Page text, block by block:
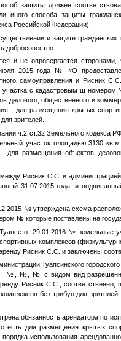
защиты должен
способа защиты
Российской Федерации).
и защите гражданских
добросовестно.
и не опровергается сторонами,
2015 года №
«О
самоуправления и Рисник
участка с кадастровым щ номером
делового, общественного и
- для размещения крытых
зрителей.
ч.2 ст.32 Земельного кодекса
участок площадью 3130
для размещения объектов
, между Рисник С.С. и
31.07.2015 года, и
№утверждена схема
№которые поставлены на
от 29.01.2016 № земельные
комплексов
Рисник С.С. и заключены
Туапсинского
, № , №, № с видом вид
Рисник С.С.,
без трибун для
обязанность арендатора по
для размещения крытых
использования